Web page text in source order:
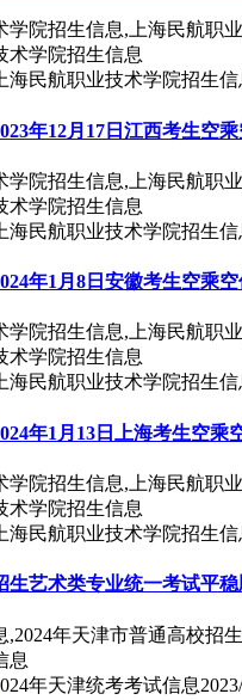
学院招生信息,上海民航职
海民航职业技术学院招生信
年12月17日江西考生空
学院招生信息,上海民航职
海民航职业技术学院招生信
年1月8日安徽考生空乘
学院招生信息,上海民航职
海民航职业技术学院招生信
年1月13日上海考生空乘
学院招生信息,上海民航职
海民航职业技术学院招生信
生艺术类专业统一考试平
,2024年天津市普通高校招
年天津统考考试信息